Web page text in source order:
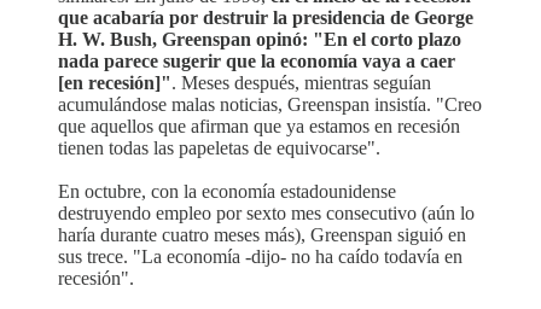
que acabaría por destruir la presidencia de George
H. W. Bush, Greenspan opinó: "En el corto plazo
nada parece sugerir que la economía vaya a caer
[en recesión]". Meses después, mientras seguían
acumulándose malas noticias, Greenspan insistía. "Creo
que aquellos que afirman que ya estamos en recesión
tienen todas las papeletas de equivocarse".
En octubre, con la economía estadounidense
destruyendo empleo por sexto mes consecutivo (aún lo
haría durante cuatro meses más), Greenspan siguió en
sus trece. "La economía -dijo- no ha caído todavía en
recesión".